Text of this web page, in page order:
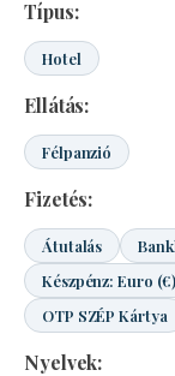
Típus:
Hotel
Ellátás:
Félpanzió
Fizetés:
Átutalás
Készpénz: Euro (€)
OTP SZÉP Kártya
Nyelvek: